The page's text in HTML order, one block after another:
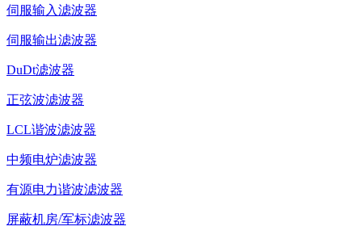
伺服输入滤波器
伺服输出滤波器
DuDt滤波器
正弦波滤波器
LCL谐波滤波器
中频电炉滤波器
有源电力谐波滤波器
屏蔽机房/军标滤波器